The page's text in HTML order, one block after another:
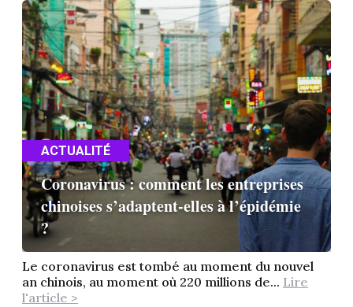
ACTUALITÉ
Coronavirus : comment les entreprises
chinoises s’adaptent-elles à l’épidémie
?
Le coronavirus est tombé au moment du nouvel
an chinois, au moment où 220 millions de... Lire
l'article >